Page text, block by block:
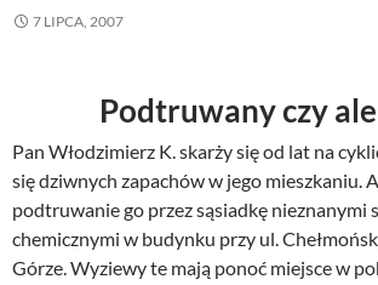
7 LIPCA, 2007
Podtruwany czy
Pan Włodzimierz K. skarży się od lat na
się dziwnych zapachów w jego mieszkaniu.
podtruwanie go przez sąsiadkę nieznanymi
chemicznymi w budynku przy ul.
Górze. Wyziewy te mają ponoć miejsce w